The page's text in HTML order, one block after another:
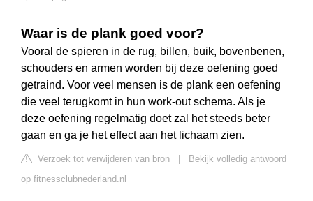
Waar is de plank goed voor?
Vooral de spieren in de rug, billen, buik, bovenbenen,
schouders en armen worden bij deze oefening goed
getraind. Voor veel mensen is de plank een oefening
die veel terugkomt in hun work-out schema. Als je
deze oefening regelmatig doet zal het steeds beter
gaan en ga je het effect aan het lichaam zien.
Verzoek tot verwijderen van bron
Bekijk volledig antwoord
op fitnessclubnederland.nl